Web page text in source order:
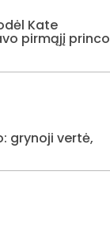
Kate
pirmąjį princo
grynoji vertė,